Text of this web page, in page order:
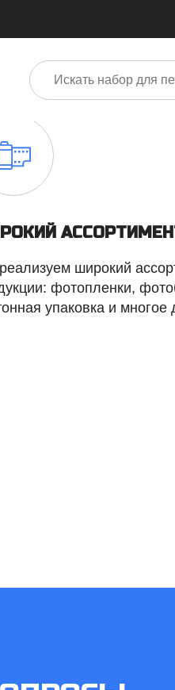
широкий
фотопленки,
упаковка и многое